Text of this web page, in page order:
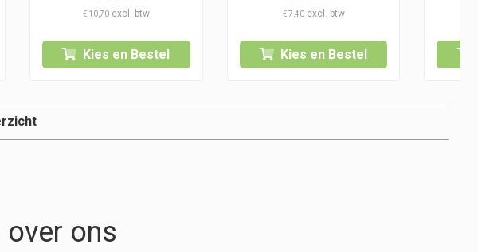
€10,70
Kies en Bestel
€7,40
Kies en Bestel
over ons